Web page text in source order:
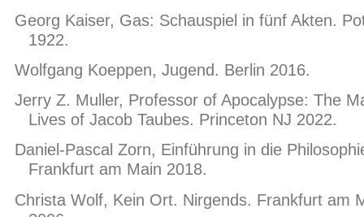
Georg Kaiser, Gas: Schauspiel in fünf Akten.
1922.
Wolfgang Koeppen, Jugend. Berlin 2016.
Jerry Z. Muller, Professor of Apocalypse: The
Lives of Jacob Taubes. Princeton NJ 2022.
Daniel-Pascal Zorn, Einführung in die
Frankfurt am Main 2018.
Christa Wolf, Kein Ort. Nirgends. Frankfurt am